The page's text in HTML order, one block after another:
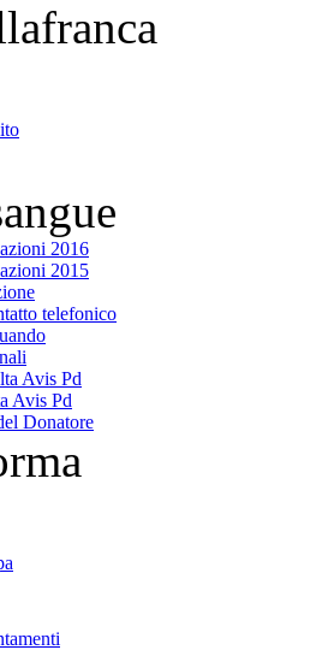
2016
2015
telefonico
Avis Pd
Avis Pd
Donatore